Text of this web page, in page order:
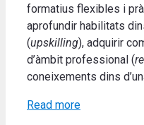
formatius flexibles i
aprofundir habilitats
(upskilling), adquirir
d’àmbit professional (
coneixements dins
Read more